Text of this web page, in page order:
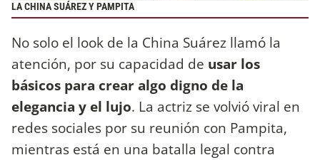
LA CHINA SUÁREZ Y PAMPITA
No solo el look de la China Suárez llamó la
atención, por su capacidad de usar los
básicos para crear algo digno de la
elegancia y el lujo. La actriz se volvió viral en
redes sociales por su reunión con Pampita,
mientras está en una batalla legal contra